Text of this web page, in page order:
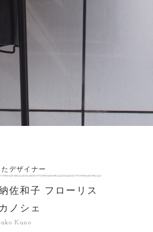
デザイナー
佐和子 フローリス
ノシェ
Kano